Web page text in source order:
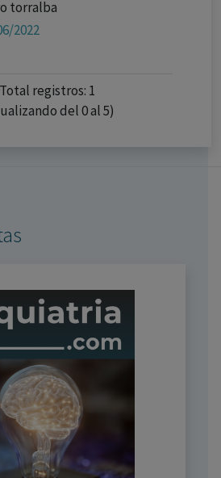
torralba
2022
Total registros: 1
del 0 al 5)